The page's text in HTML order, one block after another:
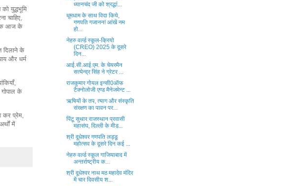
युद्धभूमि
चाहिए,
आज के
दिलाने के
और धर्म
के
कर प्रेम,
में
ध्यानचंद जी को श्रद्धां...
धूमधाम के साथ विदा किये,
गणपति गजानन! आंखें नम
हो...
नेहरु वर्ल्ड स्कूल-क्रियो
(CREO) 2025 के दूसरे
दिन...
आई.सी.आई.एम. के चेयरमैन
सत्येन्द्र सिंह ने ग्रेटर ...
राजकुमार गोयल इन्सी0ऑफ
टैक्नोलोजी एण्ड मैनेजमेन्ट ...
ऋषियों के तप, त्याग और संस्कृति
संरक्षण का पावन पर...
पिंटू सुथार राजस्थान प्रवासी
महासंघ, दिल्ली के मीड...
श्री दूधेश्वर गणपति लड्डू
महोत्सव के दूसरे दिन कई ...
नेहरु वर्ल्ड स्कूल गाजियाबाद में
अन्तर्राष्ट्रीय क...
श्री दूधेश्वर नाथ मठ महादेव मंदिर
में चार दिवसीय श...